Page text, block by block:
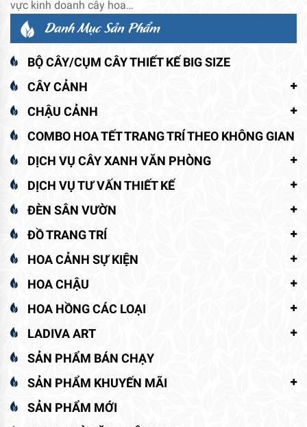
vực kinh doanh cây hoa…
Danh Mục Sản Phẩm
BỘ CÂY/CỤM CÂY THIẾT KẾ BIG SIZE
CÂY CẢNH
CHẬU CẢNH
COMBO HOA TẾT TRANG TRÍ THEO KHÔNG GIAN
DỊCH VỤ CÂY XANH VĂN PHÒNG
DỊCH VỤ TƯ VẤN THIẾT KẾ
ĐÈN SÂN VƯỜN
ĐỒ TRANG TRÍ
HOA CẢNH SỰ KIỆN
HOA CHẬU
HOA HỒNG CÁC LOẠI
LADIVA ART
SẢN PHẨM BÁN CHẠY
SẢN PHẨM KHUYẾN MÃI
SẢN PHẨM MỚI